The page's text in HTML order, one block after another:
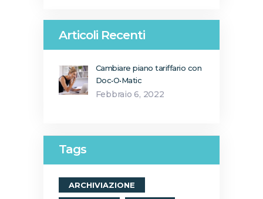
Articoli Recenti
Cambiare piano tariffario con
Doc•O•Matic
Febbraio 6, 2022
Tags
ARCHIVIAZIONE